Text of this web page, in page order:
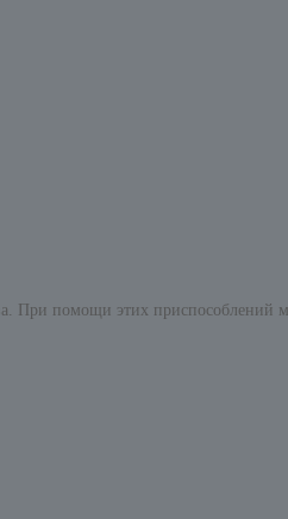
При помощи этих приспособлений